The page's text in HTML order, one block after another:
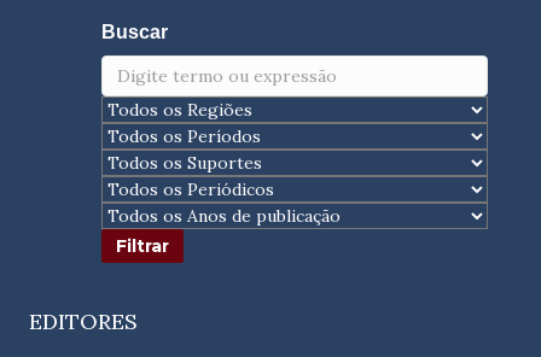
Buscar
EDITORES